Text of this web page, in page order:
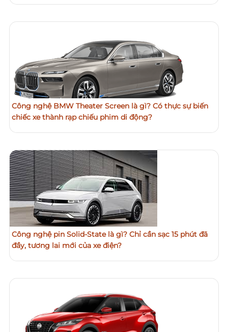
Công nghệ BMW Theater Screen là gì? Có thực sự biến
chiếc xe thành rạp chiếu phim di động?
Công nghệ pin Solid-State là gì? Chỉ cần sạc 15 phút đã
đầy, tương lai mới của xe điện?